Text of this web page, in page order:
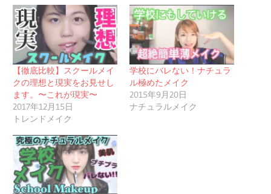
【徹底比較】スクールメイ
クの理想と現実をお見せし
ます。〜これが現実〜
2017年12月15日
トレンドメイク
学校にバレない！ナチュラ
ル極めたメイク
2015年9月20日
ナチュラルメイク